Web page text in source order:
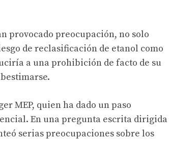
provocado preocupación, no solo
de reclasificación de etanol como
a una prohibición de facto de su
MEP, quien ha dado un paso
En una pregunta escrita dirigida
serias preocupaciones sobre los